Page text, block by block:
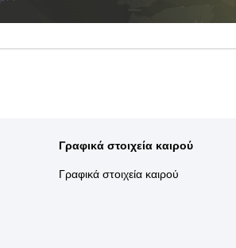
Γραφικά στοιχεία καιρού
Γραφικά στοιχεία καιρού